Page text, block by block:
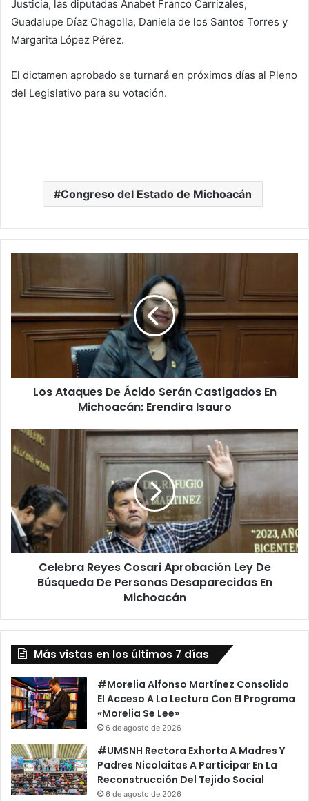
Justicia, las diputadas Anabet Franco Carrizales,
Guadalupe Díaz Chagolla, Daniela de los Santos Torres y
Margarita López Pérez.
El dictamen aprobado se turnará en próximos días al Pleno
del Legislativo para su votación.
Congreso del Estado de Michoacán
Ácido
Serán
Castigados
Erendira
IsauroLos Ataques De Ácido Serán Castigados En
Michoacán: Erendira Isauro
Celebra
Reyes
Cosari
Ley
De
Búsqueda
De
Personas
Desaparecidas
Celebra Reyes Cosari Aprobación Ley De
Búsqueda De Personas Desaparecidas En
Michoacán
Más vistas en los últimos 7 días
#Morelia Alfonso Martínez Consolido
El Acceso A La Lectura Con El Programa
«Morelia Se Lee»
6 de agosto de 2026
#UMSNH Rectora Exhorta A Madres Y
Padres Nicolaitas A Participar En La
Reconstrucción Del Tejido Social
6 de agosto de 2026